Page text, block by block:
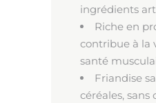
ingrédients
Riche en
contribue à la
santé
Friandise
céréales, sans